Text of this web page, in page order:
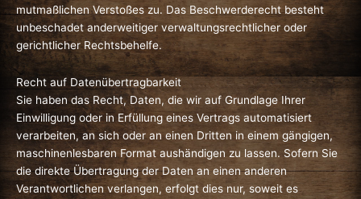
mutmaßlichen Verstoßes zu. Das Beschwerderecht besteht
unbeschadet anderweitiger verwaltungsrechtlicher oder
gerichtlicher Rechtsbehelfe.
Recht auf Daten­übertrag­barkeit
Sie haben das Recht, Daten, die wir auf Grundlage Ihrer
Einwilligung oder in Erfüllung eines Vertrags automatisiert
verarbeiten, an sich oder an einen Dritten in einem gängigen,
maschinenlesbaren Format aushändigen zu lassen. Sofern Sie
die direkte Übertragung der Daten an einen anderen
Verantwortlichen verlangen, erfolgt dies nur, soweit es